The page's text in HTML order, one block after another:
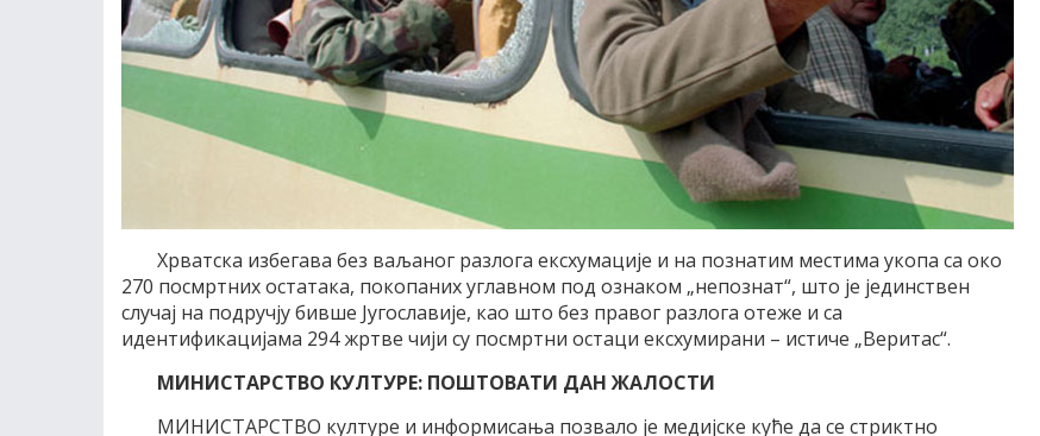
Хрватска избегава без ваљаног разлога ексхумације и на познатим местима укопа са око
270 посмртних остатака, покопаних углавном под ознаком „непознат“, што је јединствен
случај на подручју бивше Југославије, као што без правог разлога отеже и са
идентификацијама 294 жртве чији су посмртни остаци ексхумирани – истиче „Веритас“.
МИНИСТАРСТВО КУЛТУРЕ: ПОШТОВАТИ ДАН ЖАЛОСТИ
МИНИСТАРСТВО културе и информисања позвало је медијске куће да се стриктно